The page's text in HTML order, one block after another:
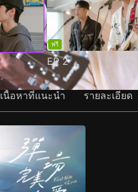
ฟรี
EP2
เนื้อหาที่แนะนำ รายละเอียด